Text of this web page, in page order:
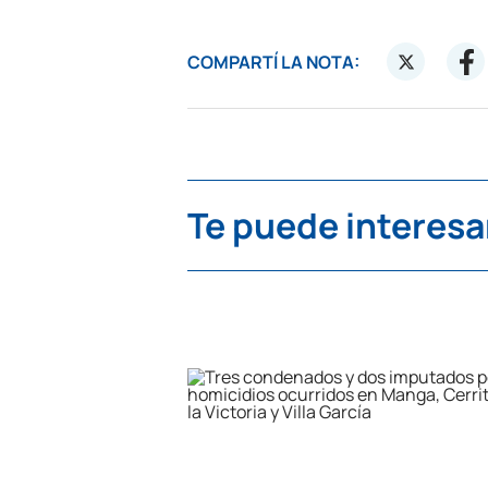
COMPARTÍ LA NOTA:
Te puede